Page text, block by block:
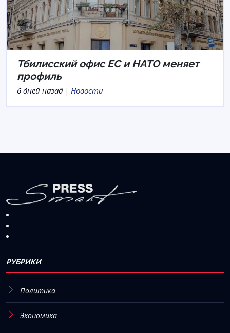
Тбилисский офис ЕС и НАТО меняет
профиль
6 дней назад | Новости
РУБРИКИ
Политика
Экономика